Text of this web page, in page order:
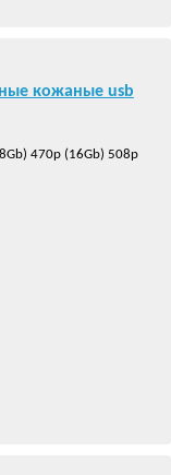
кожаные usb
470р (16Gb) 508р